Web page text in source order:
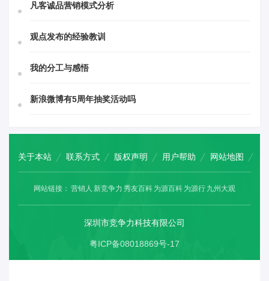
凡客诚品营销模式分析
观点发布的经验教训
我的分工与感悟
新浪微博有5周年抽奖活动吗
关于本站 联系方式 版权声明 用户帮助 网站地图
网站链接： 营销人 新竞争力 秀友百科 为源百科 为源行 九州大观
深圳市竞争力科技有限公司
粤ICP备08018869号-17